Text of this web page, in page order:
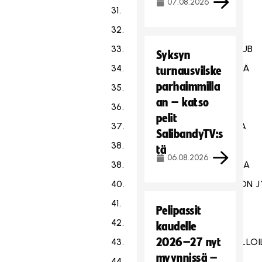
31.
SALIBANDY NAANTALI
32.
33.
OULUN FLOORBALL CLUB
34.
SPORT CLUB HYVINKÄÄ
35.
JOSBA JUNIORIT
36.
NIBACOS KOKKOLA
37.
YLÖJÄRVEN PALLO YPA
38.
SUDET
38.
URHEILUSEURA HATSINA
40.
V- JA U-SEURA NURMON
41.
SALIBANDY HEINOLA
42.
RAUMAN SALBA
43.
NOKIAN KRISTITYT
07.08.2026
Syksyn
turnausvilske
parhaimmilla
an – katso
pelit
SalibandyTV:s
tä
06.08.2026
Pelipassit
kaudelle
2026–27 nyt
myynnissä –